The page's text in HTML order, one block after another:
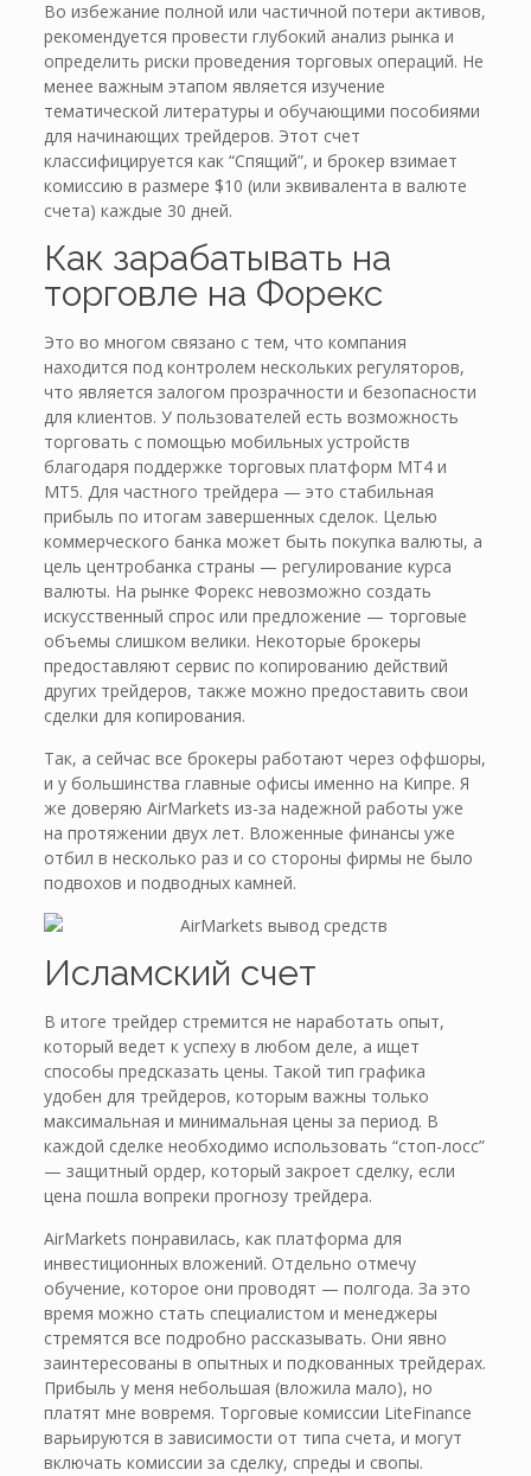
Во избежание полной или частичной потери активов,
рекомендуется провести глубокий анализ рынка и
определить риски проведения торговых операций. Не
менее важным этапом является изучение
тематической литературы и обучающими пособиями
для начинающих трейдеров. Этот счет
классифицируется как “Спящий”, и брокер взимает
комиссию в размере $10 (или эквивалента в валюте
счета) каждые 30 дней.
Как зарабатывать на
торговле на Форекс
Это во многом связано с тем, что компания
находится под контролем нескольких регуляторов,
что является залогом прозрачности и безопасности
для клиентов. У пользователей есть возможность
торговать с помощью мобильных устройств
благодаря поддержке торговых платформ MT4 и
MT5. Для частного трейдера — это стабильная
прибыль по итогам завершенных сделок. Целью
коммерческого банка может быть покупка валюты, а
цель центробанка страны — регулирование курса
валюты. На рынке Форекс невозможно создать
искусственный спрос или предложение — торговые
объемы слишком велики. Некоторые брокеры
предоставляют сервис по копированию действий
других трейдеров, также можно предоставить свои
сделки для копирования.
Так, а сейчас все брокеры работают через оффшоры,
и у большинства главные офисы именно на Кипре. Я
же доверяю AirMarkets из-за надежной работы уже
на протяжении двух лет. Вложенные финансы уже
отбил в несколько раз и со стороны фирмы не было
подвохов и подводных камней.
Исламский счет
В итоге трейдер стремится не наработать опыт,
который ведет к успеху в любом деле, а ищет
способы предсказать цены. Такой тип графика
удобен для трейдеров, которым важны только
максимальная и минимальная цены за период. В
каждой сделке необходимо использовать “стоп-лосс”
— защитный ордер, который закроет сделку, если
цена пошла вопреки прогнозу трейдера.
AirMarkets понравилась, как платформа для
инвестиционных вложений. Отдельно отмечу
обучение, которое они проводят — полгода. За это
время можно стать специалистом и менеджеры
стремятся все подробно рассказывать. Они явно
заинтересованы в опытных и подкованных трейдерах.
Прибыль у меня небольшая (вложила мало), но
платят мне вовремя. Торговые комиссии LiteFinance
варьируются в зависимости от типа счета, и могут
включать комиссии за сделку, спреды и свопы.